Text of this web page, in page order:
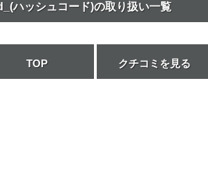
ハッシュコード)の取り扱い一覧
TOP クチコミを見る